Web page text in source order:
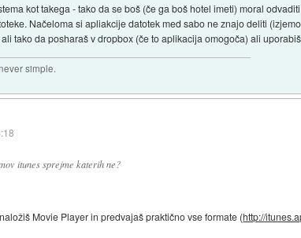
kot takega - tako da se boš (če ga boš hotel imeti) moral
Načeloma si apliakcije datotek med sabo ne znajo deliti
tako da posharaš v dropbox (če to aplikacija omogoča) ali
simple.
itunes sprejme katerih ne?
Movie Player in predvajaš praktično vse formate (http://